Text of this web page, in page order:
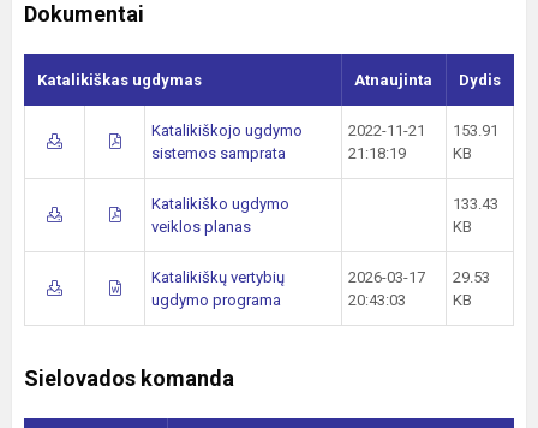
Dokumentai
Katalikiškas ugdymas Atnaujinta Dydis
Katalikiškojo ugdymo
sistemos samprata
2022-11-21
21:18:19
153.91
KB
Katalikiško ugdymo
veiklos planas
133.43
KB
Katalikiškų vertybių
ugdymo programa
2026-03-17
20:43:03
29.53
KB
Sielovados komanda